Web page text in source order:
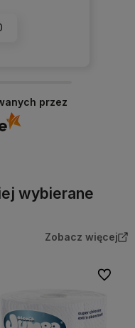
przez
wybierane
Zobacz więcej
Do